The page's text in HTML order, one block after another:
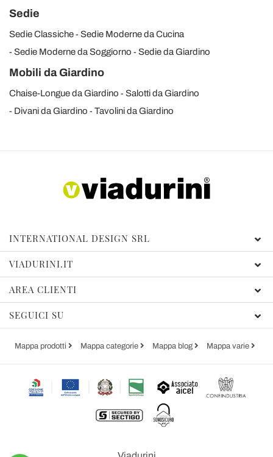
Sedie
Sedie Classiche
Sedie Moderne da Cucina
Sedie Moderne da Soggiorno
Sedie da Giardino
Mobili da Giardino
Chaise-Longue da Giardino
Salotti da Giardino
Divani da Giardino
Tavolini da Giardino
INTERNATIONAL DESIGN SRL
VIADURINI.IT
AREA CLIENTI
SEGUICI SU
Mappa prodotti Mappa categorie Mappa blog Mappa varie